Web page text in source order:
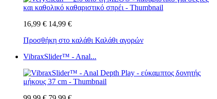
16,99 € 14,99 €
Προσθήκη στο καλάθι Καλάθι αγορών
VibraxSlider™ - Anal...